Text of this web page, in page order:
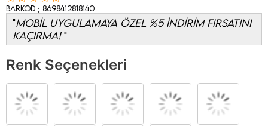
Barkod : 8698412818140
MOBİL UYGULAMAYA ÖZEL %5 İNDİRİM FIRSATINI
KAÇIRMA!
Renk Seçenekleri